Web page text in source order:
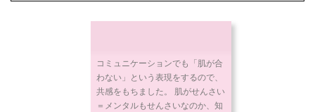
コミュニケーションでも「肌が合
わない」という表現をするので、
共感をもちました。 肌がせんさい
＝メンタルもせんさいなのか、知